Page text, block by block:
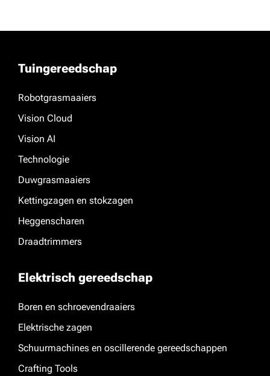
Tuingereedschap
Robotgrasmaaiers
Vision Cloud
Vision AI
Technologie
Duwgrasmaaiers
Kettingzagen en stokzagen
Heggenscharen
Draadtrimmers
Elektrisch gereedschap
Boren en schroevendraaiers
Elektrische zagen
Schuurmachines en oscillerende gereedschappen
Crafting Tools